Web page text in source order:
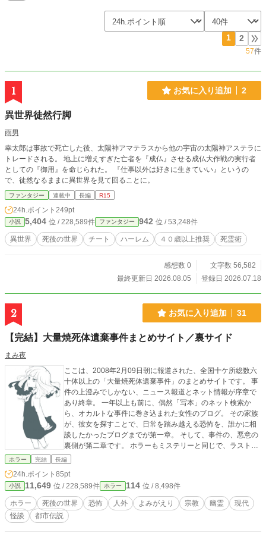
1 2
57件
1 お気に入り追加 2
異世界徒然行脚
雨男
幸太郎は事故で死亡した後、太陽神アマテラスから他の宇宙の太陽神アステラに
トレードされる。 地上に増えすぎた亡者を『成仏』させる成仏大作戦の実行者
としての『御用』を命じられた。 『仕事以外は好きに生きていい』というの
で、徒然なるままに異世界を見て回ることに。
ファンタジー 連載中 長編 R15
24h.ポイント 249pt
小説 5,404 位 / 228,589件 ファンタジー 942 位 / 53,248件
異世界 死後の世界 チート ハーレム ４０歳以上推奨 死霊術
感想数 0
文字数 56,582
最終更新日 2026.08.05
登録日 2026.07.18
2 お気に入り追加 31
【完結】大量焼死体遺棄事件まとめサイト／裏サイド
まみ夜
ここは、2008年2月09日朝に報道された、全国十ケ所総数六
十体以上の「大量焼死体遺棄事件」のまとめサイトです。 事
件の上澄みでしかない、ニュース報道とネット情報が序章で
あり終章。 一年以上も前に、偶然「写本」のネット検索か
ら、オカルトな事件に巻き込まれた女性のブログ。 その家族
が、彼女を探すことで、日常を踏み越える恐怖を、誰かに相
談したかったブログまでが第一章。 そして、事件の、悪意の
裏側が第二章です。 ホラーもミステリーと同じで、ラストが
ないと評価しづらいため、短編集でない長編はweb掲載には
ストを用意しました。 第二章では、その裏側が明らかにな
り、予想を裏切れれば、とも思いますので、お付き合いくだ
さい。 表紙イラストは、lllust ACより、乾大和様の「お嬢さ
ん」を使用させていただいております。
ホラー 完結 長編
24h.ポイント 85pt
小説 11,649 位 / 228,589件 ホラー 114 位 / 8,498件
ホラー 死後の世界 恐怖 人外 よみがえり 宗教 幽霊
現代
怪談
都市伝説